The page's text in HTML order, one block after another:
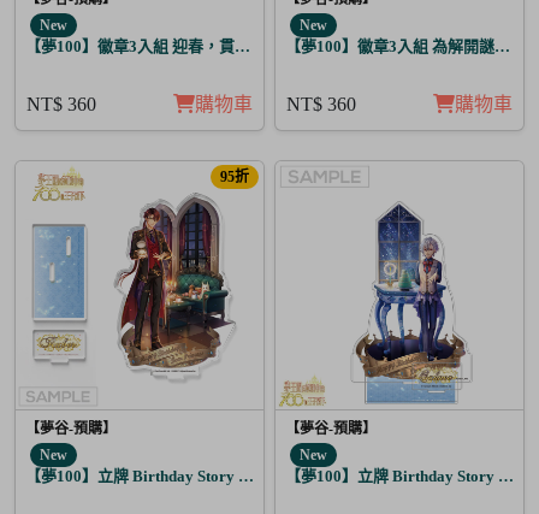
New
【夢100】徽章3入組 迎春，貫徹仁義的火之誓言 震
NT$ 360 購物車
New
【夢100】徽章3入組 為解開謎題的
NT$ 360 購物車
95折
【夢谷-預購】
New
【夢100】立牌 Birthday Story 路貝爾 月覺
【夢谷-預購】
New
【夢100】立牌 Birthday Story 修尼